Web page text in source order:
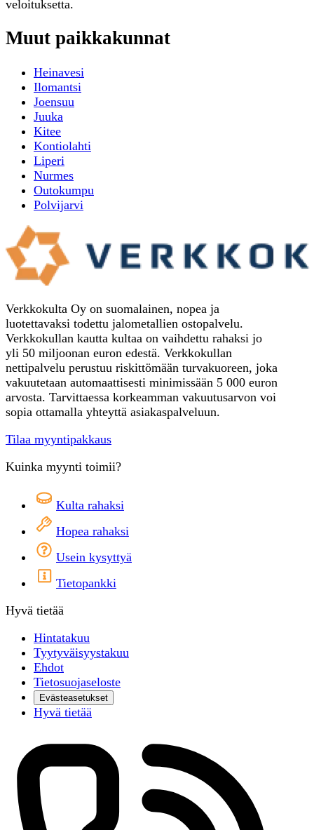
veloituksetta.
Muut paikkakunnat
Heinavesi
Ilomantsi
Joensuu
Juuka
Kitee
Kontiolahti
Liperi
Nurmes
Outokumpu
Polvijarvi
Verkkokulta Oy on suomalainen, nopea ja
luotettavaksi todettu jalometallien ostopalvelu.
Verkkokullan kautta kultaa on vaihdettu rahaksi jo
yli 50 miljoonan euron edestä. Verkkokullan
nettipalvelu perustuu riskittömään turvakuoreen, joka
vakuutetaan automaattisesti minimissään 5 000 euron
arvosta. Tarvittaessa korkeamman vakuutusarvon voi
sopia ottamalla yhteyttä asiakaspalveluun.
Tilaa myyntipakkaus
Kuinka myynti toimii?
Kulta rahaksi
Hopea rahaksi
Usein kysyttyä
Tietopankki
Hyvä tietää
Hintatakuu
Tyytyväisyystakuu
Ehdot
Tietosuojaseloste
Evästeasetukset
Hyvä tietää